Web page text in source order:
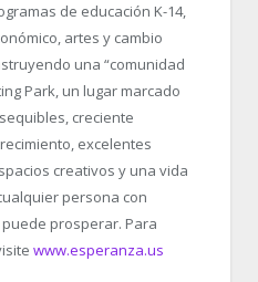
de educación K-14,
artes y cambio
una “comunidad
Park, un lugar marcado
creciente
excelentes
creativos y una vida
persona con
prosperar. Para
www.esperanza.us